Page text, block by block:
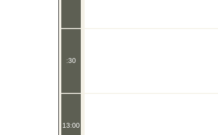
:30
13:00